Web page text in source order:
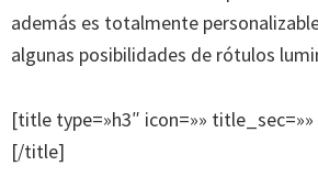
además es totalmente
algunas posibilidades de rótulos
[title type=»h3″ icon=»»
[/title]